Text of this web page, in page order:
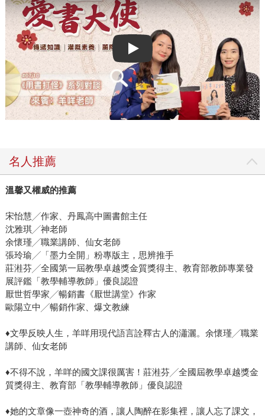
Play video
名人推薦
溫馨又權威的推薦
宋怡慧╱作家、丹鳳高中圖書館主任
沈雅琪╱神老師
余懷瑾╱職業講師、仙女老師
張玲瑜╱「墨力全開」粉專版主，思辨推手
莊溎芬╱全國第一屆教學卓越獎金質獎得主、教育部教師專業發
展評鑑「教學輔導教師」優良認證
厭世哲學家╱暢銷書《厭世講堂》作家
歐陽立中╱暢銷作家、爆文教練
♦文學反映人生，羊咩用現代語言詮釋古人的瀟灑。余懷瑾╱職業
講師、仙女老師
♦不得不說，羊咩的國文課很厲害！莊溎芬╱全國屆教學卓越獎金
質獎得主、教育部「教學輔導教師」優良認證
♦她的文章像一壺神奇的酒，讓人陶醉在影集裡，讓人忘了課文，